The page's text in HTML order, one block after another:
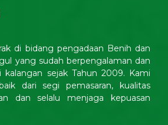
di bidang pengadaan Benih dan
yang sudah berpengalaman dan
kalangan sejak Tahun 2009. Kami
dari segi pemasaran, kualitas
dan selalu menjaga kepuasan